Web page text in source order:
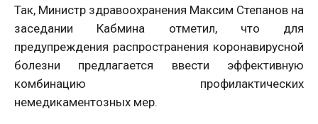
Так, Министр здравоохранения Максим Степанов на
заседании Кабмина отметил, что для
предупреждения распространения коронавирусной
болезни предлагается ввести эффективную
комбинацию профилактических
немедикаментозных мер.